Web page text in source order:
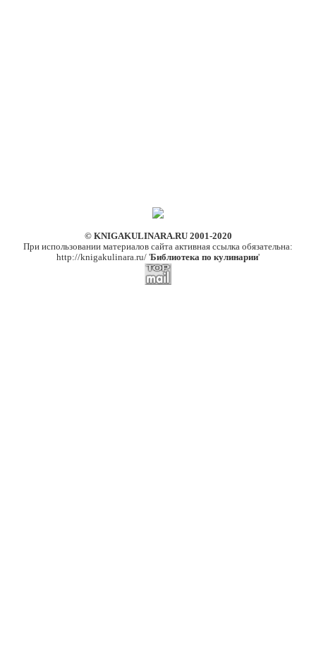
© KNIGAKULINARA.RU 2001-2020
При использовании материалов сайта активная ссылка обязательна:
http://knigakulinara.ru/ 'Библиотека по кулинарии'